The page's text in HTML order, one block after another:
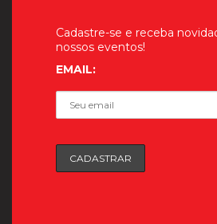
Cadastre-se e receba
nossos eventos!
EMAIL: